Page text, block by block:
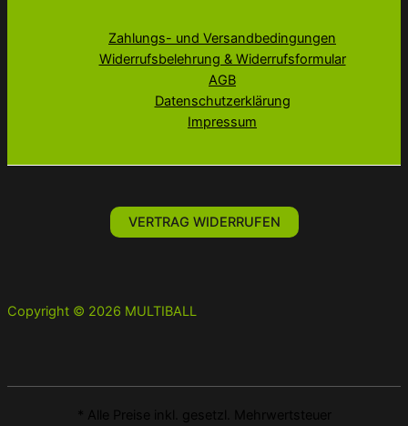
Zahlungs- und Versandbedingungen
Widerrufsbelehrung & Widerrufsformular
AGB
Datenschutzerklärung
Impressum
VERTRAG WIDERRUFEN
Copyright © 2026 MULTIBALL
* Alle Preise inkl. gesetzl. Mehrwertsteuer